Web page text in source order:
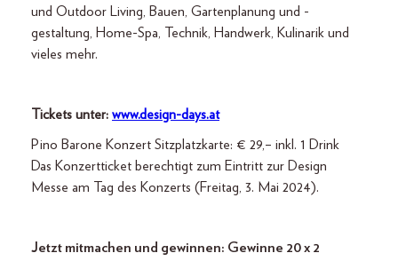
und Outdoor Living, Bauen, Gartenplanung und -
gestaltung, Home-Spa, Technik, Handwerk, Kulinarik und
vieles mehr.
Tickets unter: www.design-days.at
Pino Barone Konzert Sitzplatzkarte: € 29,– inkl. 1 Drink
Das Konzertticket berechtigt zum Eintritt zur Design
Messe am Tag des Konzerts (Freitag, 3. Mai 2024).
Jetzt mitmachen und gewinnen: Gewinne 20 x 2